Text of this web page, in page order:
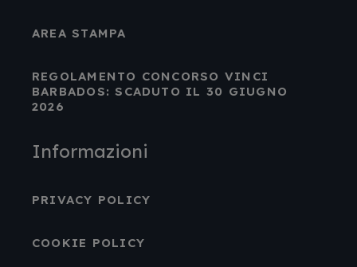
AREA STAMPA
REGOLAMENTO CONCORSO VINCI
BARBADOS: SCADUTO IL 30 GIUGNO
2026
Informazioni
PRIVACY POLICY
COOKIE POLICY